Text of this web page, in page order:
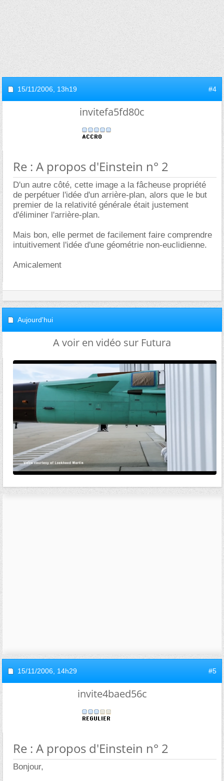
15/11/2006, 13h19 #4
invitefa5fd80c
Re : A propos d'Einstein n° 2
D'un autre côté, cette image a la fâcheuse propriété
de perpétuer l'idée d'un arrière-plan, alors que le but
premier de la relativité générale était justement
d'éliminer l'arrière-plan.
Mais bon, elle permet de facilement faire comprendre
intuitivement l'idée d'une géométrie non-euclidienne.
Amicalement
Aujourd'hui
A voir en vidéo sur Futura
15/11/2006, 14h29 #5
invite4baed56c
Re : A propos d'Einstein n° 2
Bonjour,